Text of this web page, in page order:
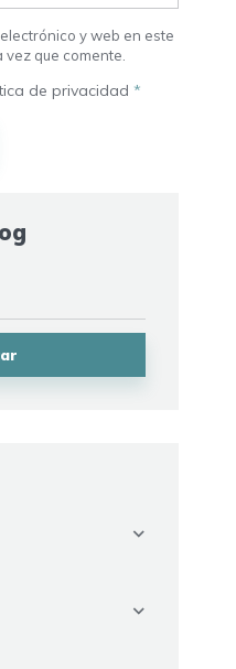
y web en este
que comente.
de privacidad *